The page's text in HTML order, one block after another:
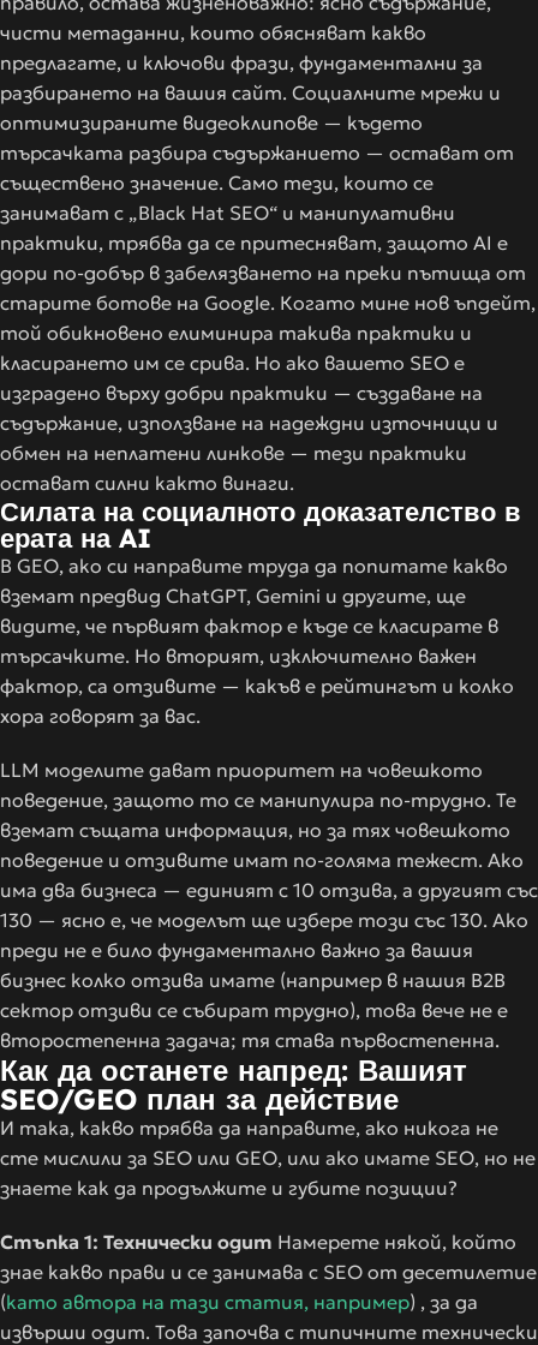
чисти метаданни, които обясняват какво
предлагате, и ключови фрази, фундаментални за
разбирането на вашия сайт. Социалните мрежи и
оптимизираните видеоклипове — където
търсачката разбира съдържанието — остават от
съществено значение. Само тези, които се
занимават с „Black Hat SEO“ и манипулативни
практики, трябва да се притесняват, защото AI е
дори по-добър в забелязването на преки пътища от
старите ботове на Google. Когато мине нов ъпдейт,
той обикновено елиминира такива практики и
класирането им се срива. Но ако вашето SEO е
изградено върху добри практики — създаване на
съдържание, използване на надеждни източници и
обмен на неплатени линкове — тези практики
остават силни както винаги.
Силата на социалното доказателство в
ерата на AI
В GEO, ако си направите труда да попитате какво
вземат предвид ChatGPT, Gemini и другите, ще
видите, че първият фактор е къде се класирате в
търсачките. Но вторият, изключително важен
фактор, са отзивите — какъв е рейтингът и колко
хора говорят за вас.
LLM моделите дават приоритет на човешкото
поведение, защото то се манипулира по-трудно. Те
вземат същата информация, но за тях човешкото
поведение и отзивите имат по-голяма тежест. Ако
има два бизнеса — единият с 10 отзива, а другият със
130 — ясно е, че моделът ще избере този със 130. Ако
преди не е било фундаментално важно за вашия
бизнес колко отзива имате (например в нашия B2B
сектор отзиви се събират трудно), това вече не е
второстепенна задача; тя става първостепенна.
Как да останете напред: Вашият
SEO/GEO план за действие
И така, какво трябва да направите, ако никога не
сте мислили за SEO или GEO, или ако имате SEO, но не
знаете как да продължите и губите позиции?
Стъпка 1: Технически одит Намерете някой, който
знае какво прави и се занимава с SEO от десетилетие
(като автора на тази статия, например) , за да
извърши одит. Това започва с типичните технически